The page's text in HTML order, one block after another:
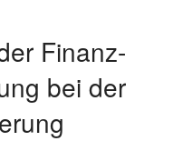
Finanz-
bei der